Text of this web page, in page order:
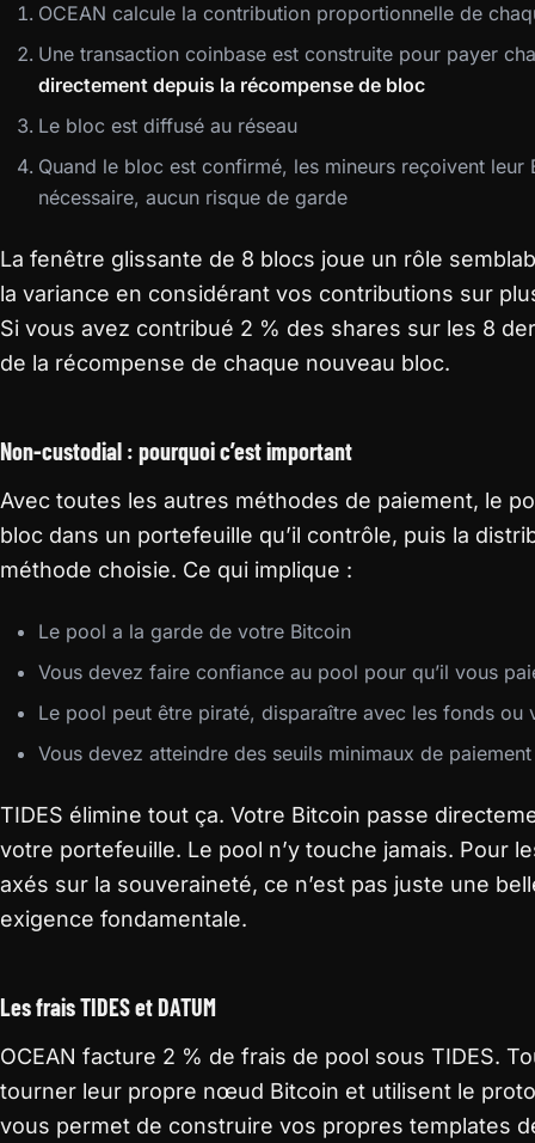
OCEAN calcule la contribution proportionnelle de
Une transaction coinbase est construite pour payer
directement depuis la récompense de bloc
Le bloc est diffusé au réseau
Quand le bloc est confirmé, les mineurs reçoivent
nécessaire, aucun risque de garde
La fenêtre glissante de 8 blocs joue un rôle
la variance en considérant vos contributions sur
Si vous avez contribué 2 % des shares sur les 8
de la récompense de chaque nouveau bloc.
Non-custodial : pourquoi c’est important
Avec toutes les autres méthodes de paiement, le
bloc dans un portefeuille qu’il contrôle, puis la
méthode choisie. Ce qui implique :
Le pool a la garde de votre Bitcoin
Vous devez faire confiance au pool pour qu’il vous
Le pool peut être piraté, disparaître avec les fonds ou
Vous devez atteindre des seuils minimaux de
TIDES élimine tout ça. Votre Bitcoin passe
votre portefeuille. Le pool n’y touche jamais. Pour
axés sur la souveraineté, ce n’est pas juste une
exigence fondamentale.
Les frais TIDES et DATUM
OCEAN facture 2 % de frais de pool sous TIDES.
tourner leur propre nœud Bitcoin et utilisent le
vous permet de construire vos propres templates